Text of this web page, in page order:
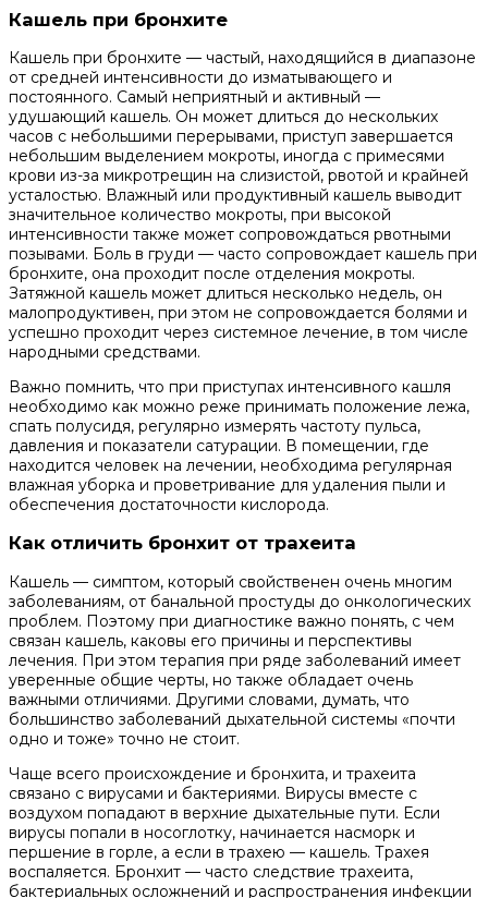
Кашель при бронхите
Кашель при бронхите — частый, находящийся в диапазоне
от средней интенсивности до изматывающего и
постоянного. Самый неприятный и активный —
удушающий кашель. Он может длиться до нескольких
часов с небольшими перерывами, приступ завершается
небольшим выделением мокроты, иногда с примесями
крови из-за микротрещин на слизистой, рвотой и крайней
усталостью. Влажный или продуктивный кашель выводит
значительное количество мокроты, при высокой
интенсивности также может сопровождаться рвотными
позывами. Боль в груди — часто сопровождает кашель при
бронхите, она проходит после отделения мокроты.
Затяжной кашель может длиться несколько недель, он
малопродуктивен, при этом не сопровождается болями и
успешно проходит через системное лечение, в том числе
народными средствами.
Важно помнить, что при приступах интенсивного кашля
необходимо как можно реже принимать положение лежа,
спать полусидя, регулярно измерять частоту пульса,
давления и показатели сатурации. В помещении, где
находится человек на лечении, необходима регулярная
влажная уборка и проветривание для удаления пыли и
обеспечения достаточности кислорода.
Как отличить бронхит от трахеита
Кашель — симптом, который свойственен очень многим
заболеваниям, от банальной простуды до онкологических
проблем. Поэтому при диагностике важно понять, с чем
связан кашель, каковы его причины и перспективы
лечения. При этом терапия при ряде заболеваний имеет
уверенные общие черты, но также обладает очень
важными отличиями. Другими словами, думать, что
большинство заболеваний дыхательной системы «почти
одно и тоже» точно не стоит.
Чаще всего происхождение и бронхита, и трахеита
связано с вирусами и бактериями. Вирусы вместе с
воздухом попадают в верхние дыхательные пути. Если
вирусы попали в носоглотку, начинается насморк и
першение в горле, а если в трахею — кашель. Трахея
воспаляется. Бронхит — часто следствие трахеита,
бактериальных осложнений и распространения инфекции